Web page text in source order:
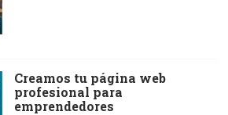
Creamos tu página web
profesional para
emprendedores